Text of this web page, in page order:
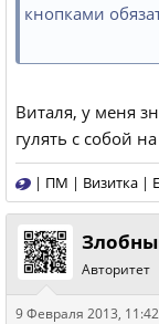
кнопками
Виталя, у меня
гулять с собой
| ПМ | Визитка |
Авторитет
9 Февраля 2013, 11:42